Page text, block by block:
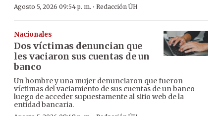
Agosto 5, 2026 09:54 p. m. · Redacción ÚH
Nacionales
Dos víctimas denuncian que
les vaciaron sus cuentas de un
banco
Un hombre y una mujer denunciaron que fueron
víctimas del vaciamiento de sus cuentas de un banco
luego de acceder supuestamente al sitio web de la
entidad bancaria.